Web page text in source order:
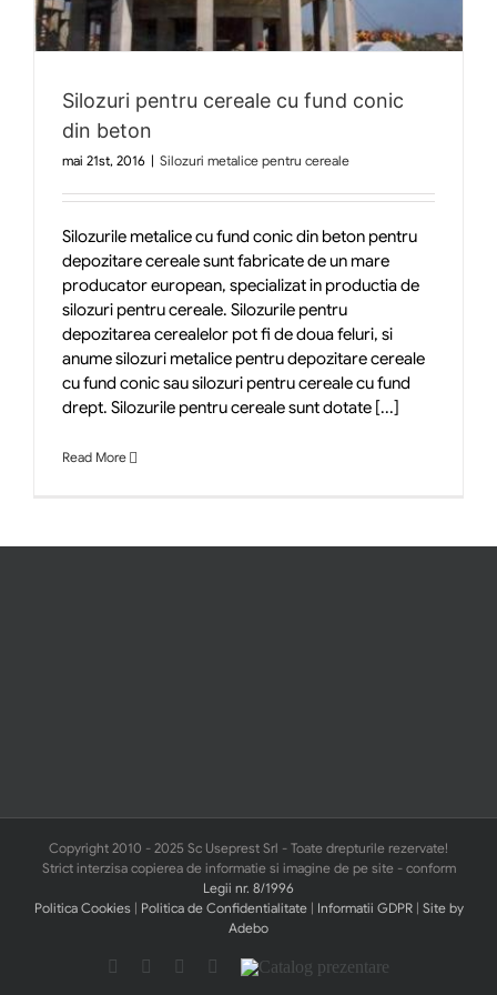
Silozuri pentru cereale cu fund conic
din beton
mai 21st, 2016 | Silozuri metalice pentru cereale
Silozurile metalice cu fund conic din beton pentru
depozitare cereale sunt fabricate de un mare
producator european, specializat in productia de
silozuri pentru cereale. Silozurile pentru
depozitarea cerealelor pot fi de doua feluri, si
anume silozuri metalice pentru depozitare cereale
cu fund conic sau silozuri pentru cereale cu fund
drept. Silozurile pentru cereale sunt dotate [...]
Read More
Copyright 2010 - 2025 Sc Useprest Srl - Toate drepturile rezervate!
Strict interzisa copierea de informatie si imagine de pe site - conform
Legii nr. 8/1996
Politica Cookies| Politica de Confidentialitate| Informatii GDPR| Site by
Adebo
FacebookPinterestYouTube
EmailCatalog